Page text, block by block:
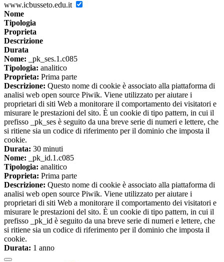
www.icbusseto.edu.it
Nome
Tipologia
Proprieta
Descrizione
Durata
Nome: _pk_ses.1.c085
Tipologia: analitico
Proprieta: Prima parte
Descrizione: Questo nome di cookie è associato alla piattaforma di
analisi web open source Piwik. Viene utilizzato per aiutare i
proprietari di siti Web a monitorare il comportamento dei visitatori e
misurare le prestazioni del sito. È un cookie di tipo pattern, in cui il
prefisso _pk_ses è seguito da una breve serie di numeri e lettere, che
si ritiene sia un codice di riferimento per il dominio che imposta il
cookie.
Durata: 30 minuti
Nome: _pk_id.1.c085
Tipologia: analitico
Proprieta: Prima parte
Descrizione: Questo nome di cookie è associato alla piattaforma di
analisi web open source Piwik. Viene utilizzato per aiutare i
proprietari di siti Web a monitorare il comportamento dei visitatori e
misurare le prestazioni del sito. È un cookie di tipo pattern, in cui il
prefisso _pk_id è seguito da una breve serie di numeri e lettere, che
si ritiene sia un codice di riferimento per il dominio che imposta il
cookie.
Durata: 1 anno